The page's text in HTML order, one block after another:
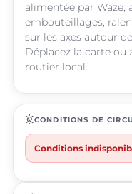
alimentée par Waze,
embouteillages,
sur les axes autour
Déplacez la carte ou
routier local.
routineCONDITIONS DE
Conditions